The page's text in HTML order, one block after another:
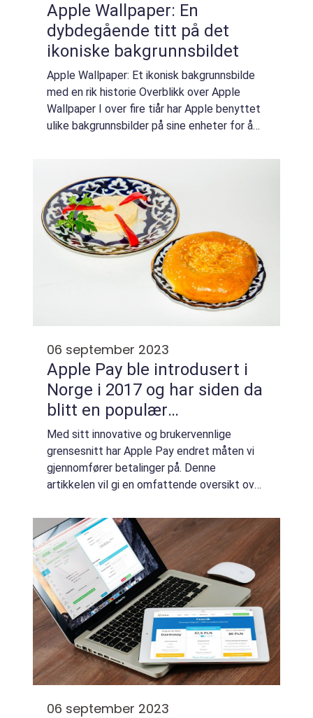
Apple Wallpaper: En
dybdegående titt på det
ikoniske bakgrunnsbildet
Apple Wallpaper: Et ikonisk bakgrunnsbilde
med en rik historie Overblikk over Apple
Wallpaper I over fire tiår har Apple benyttet
ulike bakgrunnsbilder på sine enheter for å
06 september 2023
Apple Pay ble introdusert i
Norge i 2017 og har siden da
blitt en populær
betalingsmetode blant
norske forbrukere
Med sitt innovative og brukervennlige
grensesnitt har Apple Pay endret måten vi
gjennomfører betalinger på. Denne
artikkelen vil gi en omfattende oversikt over
Apple Pay-løsninger, diskutere fordeler og
ulemp...
06 september 2023